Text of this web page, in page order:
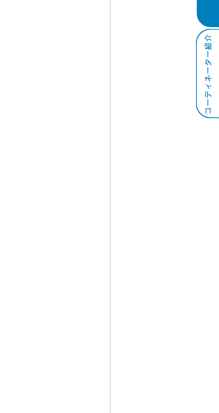
コーディネーター紹介